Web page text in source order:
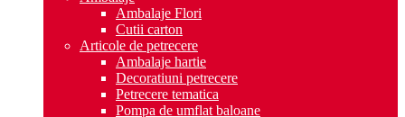
Ambalaje Flori
Cutii carton
Articole de petrecere
Ambalaje hartie
Decoratiuni petrecere
Petrecere tematica
Pompa de umflat baloane